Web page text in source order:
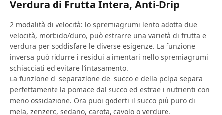
Verdura di Frutta Intera, Anti-Drip
2 modalità di velocità: lo spremiagrumi lento adotta due
velocità, morbido/duro, può estrarre una varietà di frutta e
verdura per soddisfare le diverse esigenze. La funzione
inversa può ridurre i residui alimentari nello spremiagrumi
schiacciati ed evitare l’intasamento.
La funzione di separazione del succo e della polpa separa
perfettamente la pomace dal succo ed estrae i nutrienti con
meno ossidazione. Ora puoi goderti il ​​succo più puro di
mela, zenzero, sedano, carota, cavolo o verdure.